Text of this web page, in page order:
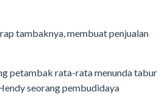
tambaknya, membuat penjualan
petambak rata-rata menunda tabur
seorang pembudidaya